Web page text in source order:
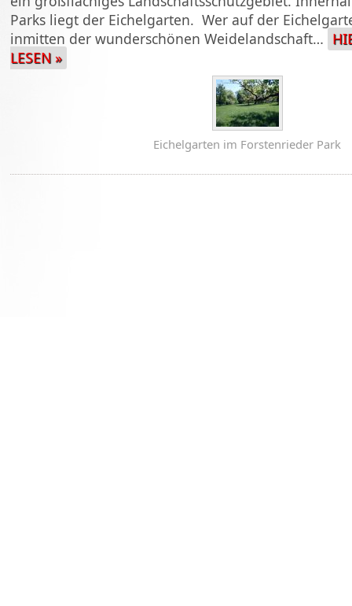
Parks liegt der Eichelgarten. Wer auf der
inmitten der wunderschönen Weidelandschaft…
LESEN »
Eichelgarten im Forstenrieder Park